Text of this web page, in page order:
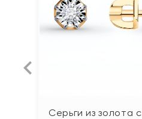
Серьги из золота с